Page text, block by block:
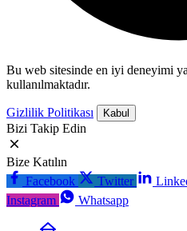
Bu web sitesinde en iyi deneyimi
kullanılmaktadır.
Gizlilik Politikası Kabul
Bizi Takip Edin
Bize Katılın
Facebook
Twitter
Instagram
Whatsapp